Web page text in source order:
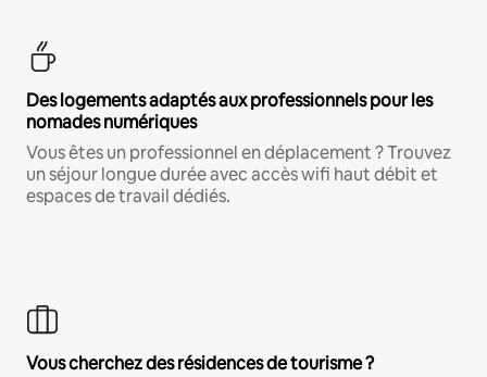
Des logements adaptés aux professionnels pour les
nomades numériques
Vous êtes un professionnel en déplacement ? Trouvez
un séjour longue durée avec accès wifi haut débit et
espaces de travail dédiés.
Vous cherchez des résidences de tourisme ?